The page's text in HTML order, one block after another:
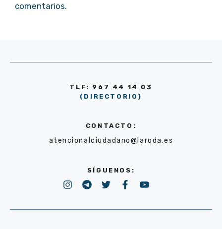
comentarios.
TLF: 967 44 14 03
(DIRECTORIO)
CONTACTO:
atencionalciudadano@laroda.es
SÍGUENOS: